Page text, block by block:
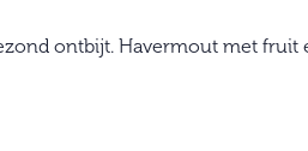
ontbijt. Havermout met fruit